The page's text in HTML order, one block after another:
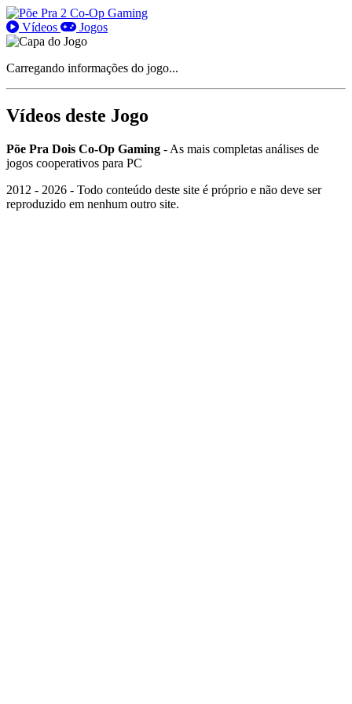
Vídeos Jogos
Carregando informações do jogo...
Vídeos deste Jogo
Põe Pra Dois Co-Op Gaming - As mais completas análises de
jogos cooperativos para PC
2012 - 2026 - Todo conteúdo deste site é próprio e não deve ser
reproduzido em nenhum outro site.